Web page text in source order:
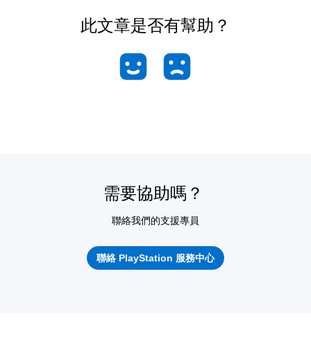
此文章是否有幫助？
需要協助嗎？
聯絡我們的支援專員
聯絡 PlayStation 服務中心